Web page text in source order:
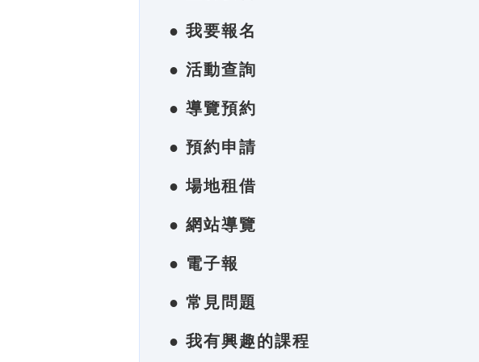
● 我要報名
● 活動查詢
● 導覽預約
● 預約申請
● 場地租借
● 網站導覽
● 電子報
● 常見問題
● 我有興趣的課程